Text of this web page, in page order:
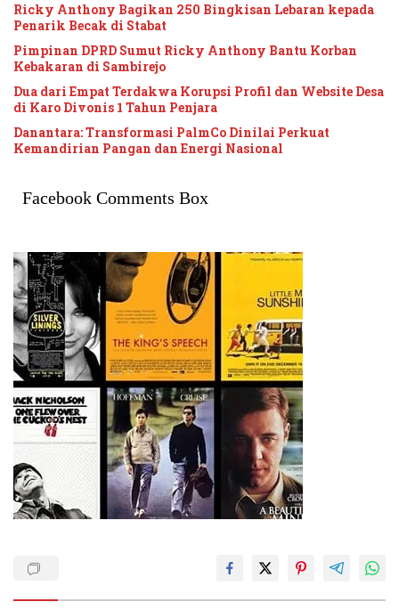
Ricky Anthony Bagikan 250 Bingkisan Lebaran kepada
Penarik Becak di Stabat
Pimpinan DPRD Sumut Ricky Anthony Bantu Korban
Kebakaran di Sambirejo
Dua dari Empat Terdakwa Korupsi Profil dan Website Desa
di Karo Divonis 1 Tahun Penjara
Danantara: Transformasi PalmCo Dinilai Perkuat
Kemandirian Pangan dan Energi Nasional
Facebook Comments Box